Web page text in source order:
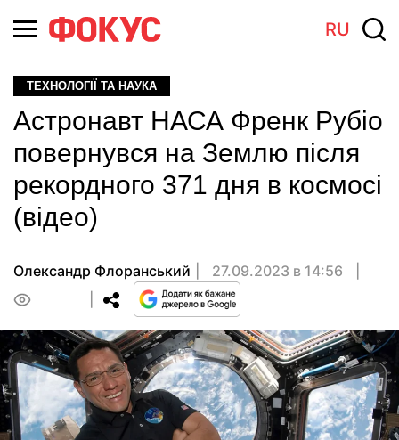
RU
ТЕХНОЛОГІЇ ТА НАУКА
Астронавт НАСА Френк Рубіо
повернувся на Землю після
рекордного 371 дня в космосі
(відео)
Олександр Флоранський
27.09.2023 в 14:56